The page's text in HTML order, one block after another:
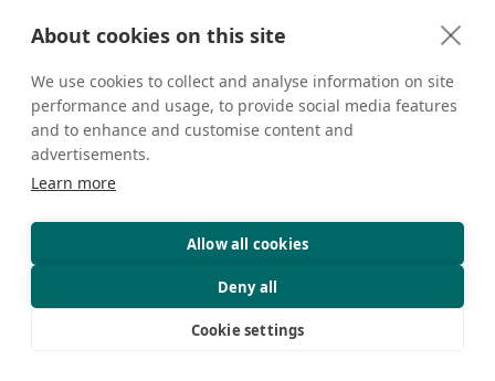
About cookies on this site
We use cookies to collect and analyse information on site
performance and usage, to provide social media features
and to enhance and customise content and
advertisements.
Learn more
Allow all cookies
Deny all
Cookie settings
СВЯЗАТЬСЯ С НАМИ
Авторские права © 2026. Все права защищены.
Конфиденциальность